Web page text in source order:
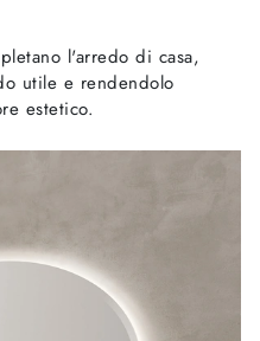
l'arredo di casa,
utile e rendendolo
estetico.